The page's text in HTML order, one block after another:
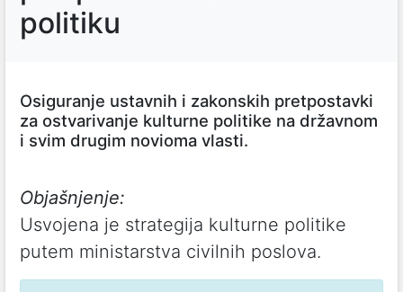
politiku
Osiguranje ustavnih i zakonskih pretpostavki
za ostvarivanje kulturne politike na državnom
i svim drugim novioma vlasti.
Objašnjenje:
Usvojena je strategija kulturne politike
putem ministarstva civilnih poslova.